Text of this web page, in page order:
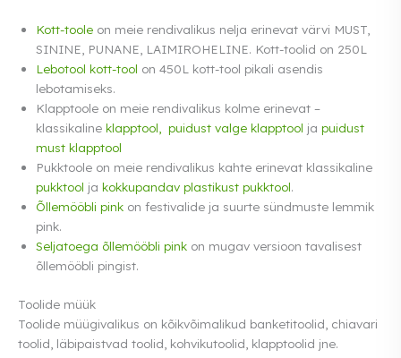
Kott-toole on meie rendivalikus nelja erinevat värvi MUST,
SININE, PUNANE, LAIMIROHELINE. Kott-toolid on 250L
Lebotool kott-tool on 450L kott-tool pikali asendis
lebotamiseks.
Klapptoole on meie rendivalikus kolme erinevat –
klassikaline klapptool, puidust valge klapptool ja puidust
must klapptool
Pukktoole on meie rendivalikus kahte erinevat klassikaline
pukktool ja kokkupandav plastikust pukktool.
Õllemööbli pink on festivalide ja suurte sündmuste lemmik
pink.
Seljatoega õllemööbli pink on mugav versioon tavalisest
õllemööbli pingist.
Toolide müük
Toolide müügivalikus on kõikvõimalikud banketitoolid, chiavari
toolid, läbipaistvad toolid, kohvikutoolid, klapptoolid jne.